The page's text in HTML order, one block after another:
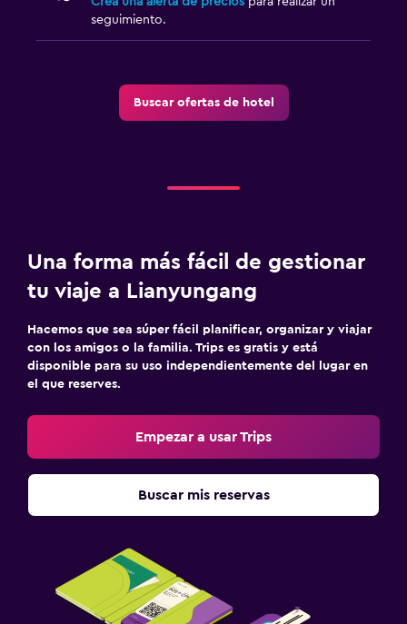
seguimiento.
Buscar ofertas de hotel
Una forma más fácil de gestionar
tu viaje a Lianyungang
Hacemos que sea súper fácil planificar, organizar y viajar
con los amigos o la familia. Trips es gratis y está
disponible para su uso independientemente del lugar en
el que reserves.
Empezar a usar Trips
Buscar mis reservas